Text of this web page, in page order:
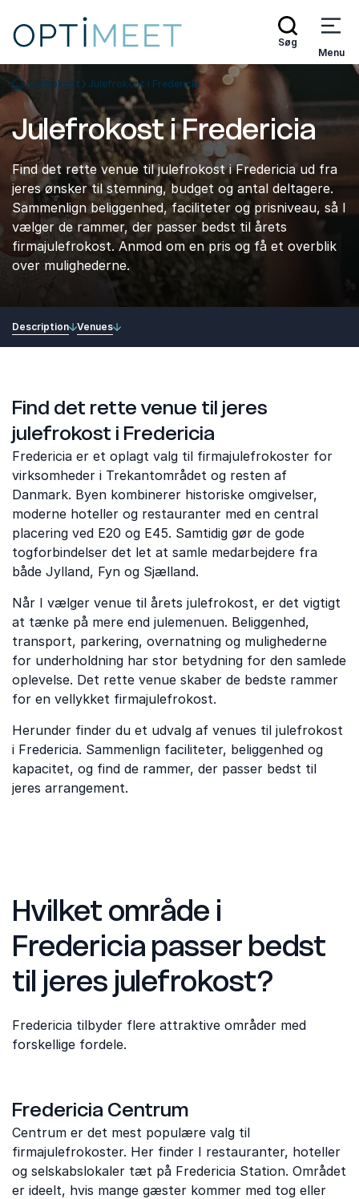
Søg
Menu
Tilbage til forsiden
Julefrokost Julefrokost i Fredericia
Julefrokost i Fredericia
Find det rette venue til julefrokost i Fredericia ud fra
jeres ønsker til stemning, budget og antal deltagere.
Sammenlign beliggenhed, faciliteter og prisniveau, så I
vælger de rammer, der passer bedst til årets
firmajulefrokost. Anmod om en pris og få et overblik
over mulighederne.
Description Venues
Find det rette venue til jeres
julefrokost i Fredericia
Fredericia er et oplagt valg til firmajulefrokoster for
virksomheder i Trekantområdet og resten af
Danmark. Byen kombinerer historiske omgivelser,
moderne hoteller og restauranter med en central
placering ved E20 og E45. Samtidig gør de gode
togforbindelser det let at samle medarbejdere fra
både Jylland, Fyn og Sjælland.
Når I vælger venue til årets julefrokost, er det vigtigt
at tænke på mere end julemenuen. Beliggenhed,
transport, parkering, overnatning og mulighederne
for underholdning har stor betydning for den samlede
oplevelse. Det rette venue skaber de bedste rammer
for en vellykket firmajulefrokost.
Herunder finder du et udvalg af venues til julefrokost
i Fredericia. Sammenlign faciliteter, beliggenhed og
kapacitet, og find de rammer, der passer bedst til
jeres arrangement.
Hvilket område i
Fredericia passer bedst
til jeres julefrokost?
Fredericia tilbyder flere attraktive områder med
forskellige fordele.
Fredericia Centrum
Centrum er det mest populære valg til
firmajulefrokoster. Her finder I restauranter, hoteller
og selskabslokaler tæt på Fredericia Station. Området
er ideelt, hvis mange gæster kommer med tog eller